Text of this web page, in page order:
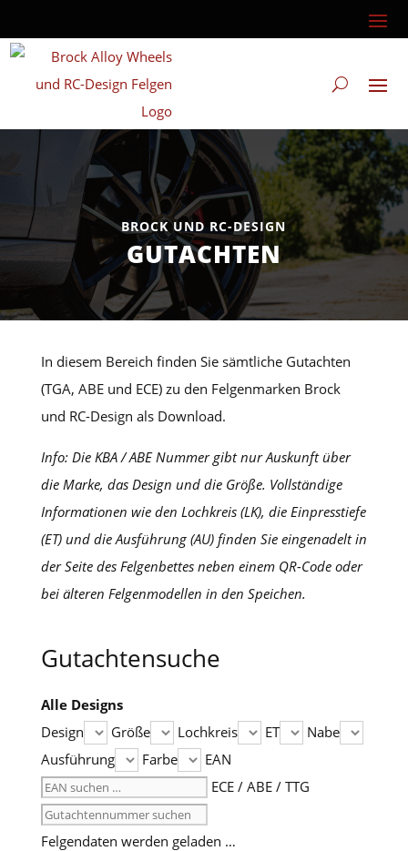
BROCK UND RC-DESIGN
GUTACHTEN
In diesem Bereich finden Sie sämtliche Gutachten
(TGA, ABE und ECE) zu den Felgenmarken Brock
und RC-Design als Download.
Info: Die KBA / ABE Nummer gibt nur Auskunft über
die Marke, das Design und die Größe. Vollständige
Informationen wie den Lochkreis (LK), die Einpresstiefe
(ET) und die Ausführung (AU) finden Sie eingenadelt in
der Seite des Felgenbettes neben einem QR-Code oder
bei älteren Felgenmodellen in den Speichen.
Gutachtensuche
Alle Designs
Design
Größe Lochkreis ET
Nabe
Ausführung
Farbe
EAN
ECE / ABE / TTG
Felgendaten werden geladen …